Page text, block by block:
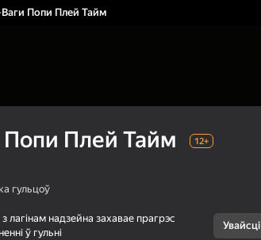
Попи Плей Тайм
Плей Тайм 12+
гульцоў
лагінам надзейна захавае прагрэс
ў гульні
Увайсці